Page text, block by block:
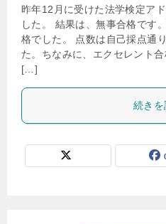
昨年12月に受けた法学検定ア
した。 結果は、無事合格です
格でした。 点数は自己採点通
た。ちなみに、エクセレント
[…]
続き